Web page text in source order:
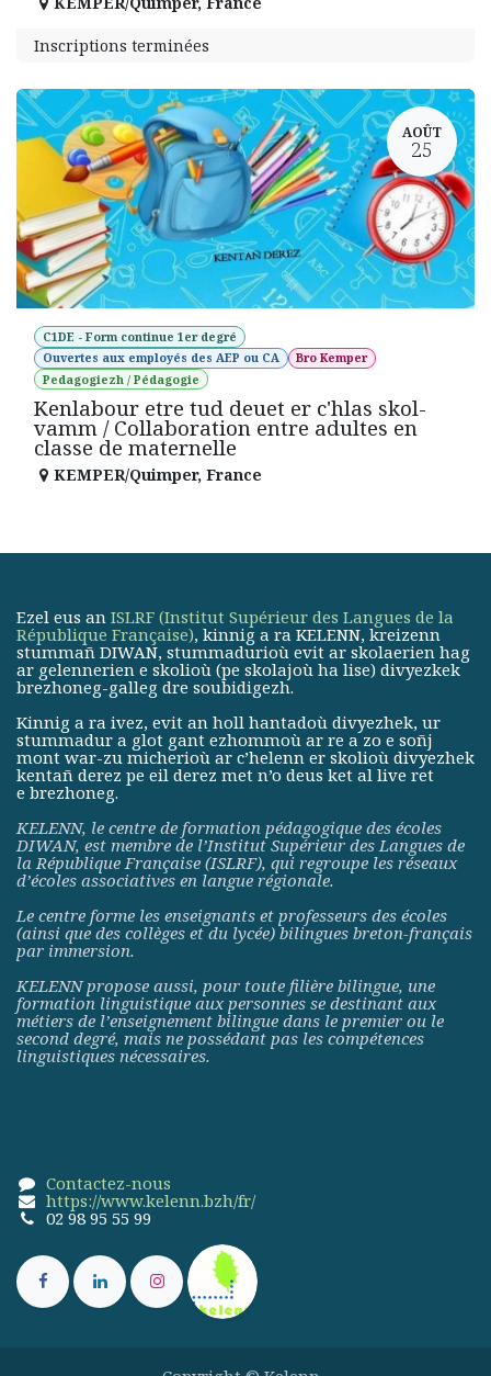
Inscriptions terminées
AOÛT
25
C1DE - Form continue 1er degré
Ouvertes aux employés des AEP ou CA
Bro Kemper
Pedagogiezh / Pédagogie
Kenlabour etre tud deuet er c'hlas skol-
vamm / Collaboration entre adultes en
classe de maternelle
KEMPER/Quimper, France
Ezel eus an ISLRF (Institut Supérieur des Langues de la
République Française), kinnig a ra KELENN, kreizenn
stummañ DIWAN, stummadurioù evit ar skolaerien hag
ar gelennerien e skolioù (pe skolajoù ha lise) divyezkek
brezhoneg-galleg dre soubidigezh.
Kinnig a ra ivez, evit an holl hantadoù divyezhek, ur
stummadur a glot gant ezhommoù ar re a zo e soñj
mont war-zu micherioù ar c’helenn er skolioù divyezhek
kentañ derez pe eil derez met n’o deus ket al live ret
e brezhoneg.
KELENN, le centre de formation pédagogique des écoles
DIWAN, est membre de l’Institut Supérieur des Langues de
la République Française (ISLRF), qui regroupe les réseaux
d’écoles associatives en langue régionale.
Le centre forme les enseignants et professeurs des écoles
(ainsi que des collèges et du lycée) bilingues breton-français
par immersion.
KELENN propose aussi, pour toute filière bilingue, une
formation linguistique aux personnes se destinant aux
métiers de l’enseignement bilingue dans le premier ou le
second degré, mais ne possédant pas les compétences
linguistiques nécessaires.
Contactez-nous
https://www.kelenn.bzh/fr/
02 98 95 55 99